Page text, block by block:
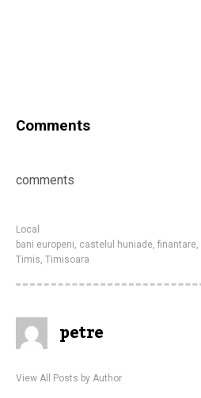
Comments
comments
Local
bani europeni, castelul huniade, finantare,
Timis, Timisoara
petre
View All Posts by Author